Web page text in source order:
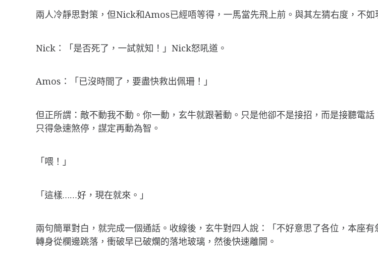
兩人冷靜思對策，但Nick和Amos已經唔等得，一馬當先飛上前。與其左猜右度，不如
Nick：「是否死了，一試就知！」Nick怒吼道。
Amos：「已沒時間了，要盡快救出佩珊！」
但正所謂：敵不動我不動。你一動，玄牛就跟著動。只是他卻不是接招，而是接聽電
只得急速煞停，謀定再動為智。
「喂！」
「這樣……好，現在就來。」
兩句簡單對白，就完成一個通話。收線後，玄牛對四人說：「不好意思了各位，本座
轉身從欄邊跳落，衝破早已破爛的落地玻璃，然後快速離開。